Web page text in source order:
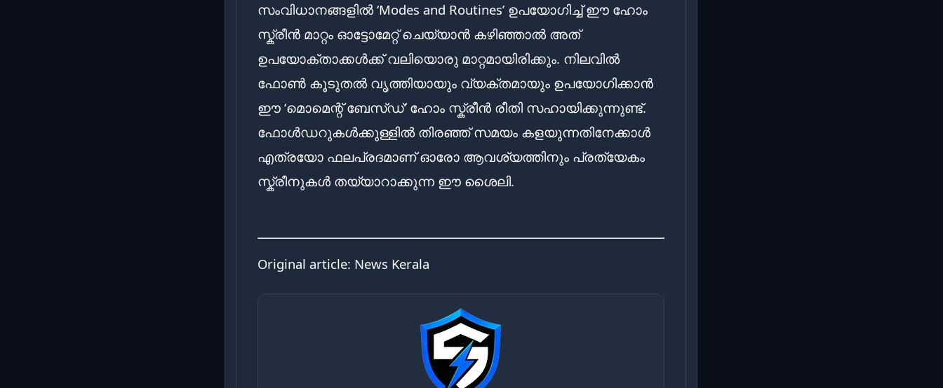
സംവിധാനങ്ങളിൽ ‘Modes and Routines’ ഉപയോഗിച്ച് ഈ ഹോം
സ്ക്രീൻ മാറ്റം ഓട്ടോമേറ്റ് ചെയ്യാൻ കഴിഞ്ഞാൽ അത്
ഉപയോക്താക്കൾക്ക് വലിയൊരു മാറ്റമായിരിക്കും. നിലവിൽ
ഫോൺ കൂടുതൽ വൃത്തിയായും വ്യക്തമായും ഉപയോഗിക്കാൻ
ഈ ‘മൊമെന്റ് ബേസ്ഡ്’ ഹോം സ്ക്രീൻ രീതി സഹായിക്കുന്നുണ്ട്.
ഫോൾഡറുകൾക്കുള്ളിൽ തിരഞ്ഞ് സമയം കളയുന്നതിനേക്കാൾ
എത്രയോ ഫലപ്രദമാണ് ഓരോ ആവശ്യത്തിനും പ്രത്യേകം
സ്ക്രീനുകൾ തയ്യാറാക്കുന്ന ഈ ശൈലി.
Original article: News Kerala